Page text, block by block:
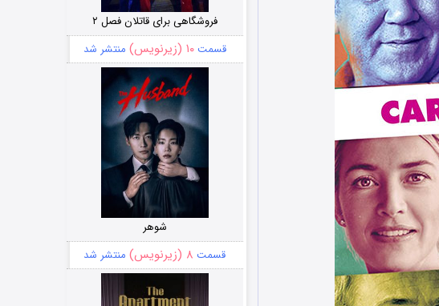
فروشگاهی برای قاتلان فصل ۲
قسمت۱۰ (زیرنویس) منتشر شد
شوهر
قسمت ۸ (زیرنویس) منتشر شد